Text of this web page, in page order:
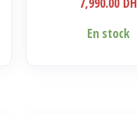
En stock